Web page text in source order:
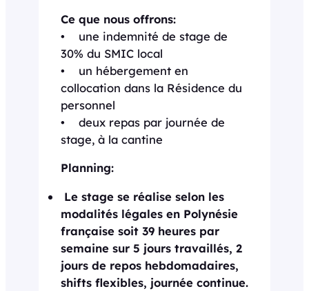
Ce que nous offrons:
• une indemnité de stage de
30% du SMIC local
• un hébergement en
collocation dans la Résidence du
personnel
• deux repas par journée de
stage, à la cantine
Planning:
Le stage se réalise selon les
modalités légales en Polynésie
française soit 39 heures par
semaine sur 5 jours travaillés, 2
jours de repos hebdomadaires,
shifts flexibles, journée continue.